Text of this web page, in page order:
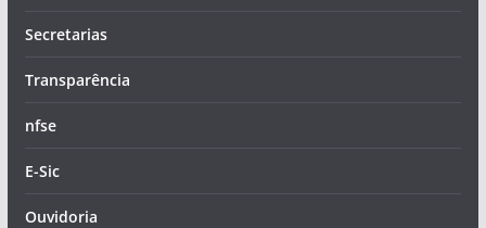
Secretarias
Transparência
nfse
E-Sic
Ouvidoria